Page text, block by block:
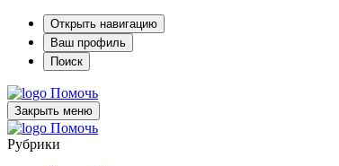
Открыть навигацию
Ваш профиль
Поиск
Помочь
Закрыть меню
Помочь
Рубрики